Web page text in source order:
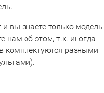
и вы знаете только модель
нам об этом, т.к. иногда
комплектуются разными